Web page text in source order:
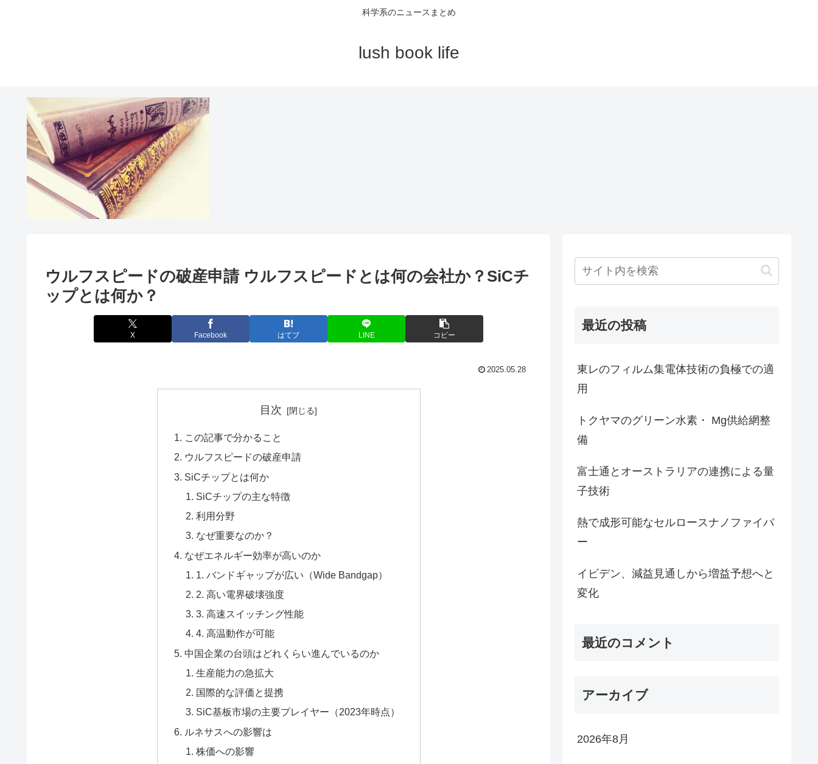
科学系のニュースまとめ
lush book life
ウルフスピードの破産申請 ウルフスピードとは何の会社か？SiCチ
ップとは何か？
X Facebook はてブ LINE コピー
2025.05.28
目次
この記事で分かること
ウルフスピードの破産申請
SiCチップとは何か
SiCチップの主な特徴
利用分野
なぜ重要なのか？
なぜエネルギー効率が高いのか
1. バンドギャップが広い（Wide Bandgap）
2. 高い電界破壊強度
3. 高速スイッチング性能
4. 高温動作が可能
中国企業の台頭はどれくらい進んでいるのか
生産能力の急拡大
国際的な評価と提携
SiC基板市場の主要プレイヤー（2023年時点）
ルネサスへの影響は
株価への影響
最近の投稿
東レのフィルム集電体技術の負極での適
用
トクヤマのグリーン水素・ Mg供給網整
備
富士通とオーストラリアの連携による量
子技術
熱で成形可能なセルロースナノファイバ
ー
イビデン、減益見通しから増益予想へと
変化
最近のコメント
アーカイブ
2026年8月